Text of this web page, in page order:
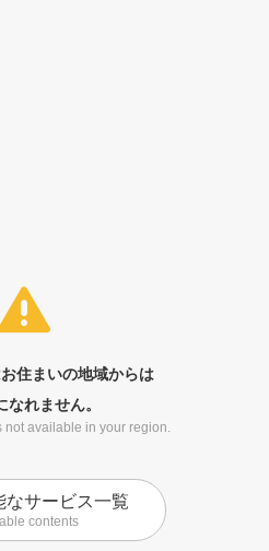
住まいの地域からは
なれません。
not available in your region.
なサービス一覧
contents